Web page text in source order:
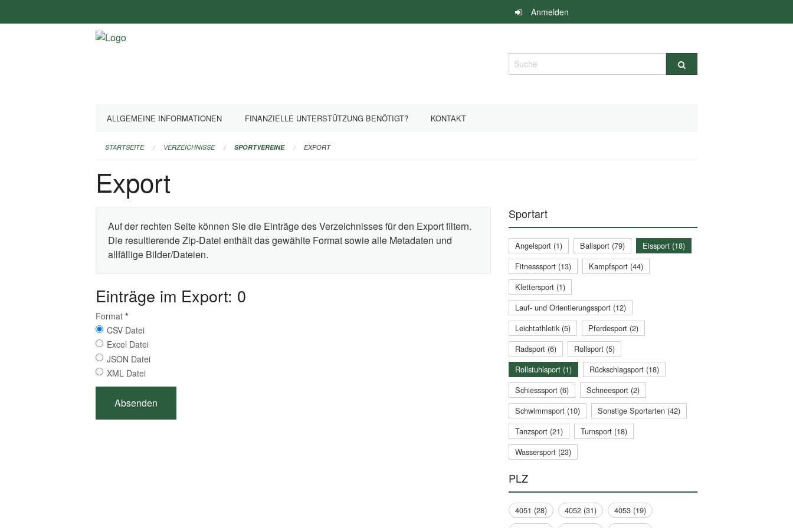
überspringen
Anmelden
Suche
ALLGEMEINE INFORMATIONEN FINANZIELLE UNTERSTÜTZUNG BENÖTIGT? KONTAKT
STARTSEITE VERZEICHNISSE SPORTVEREINE EXPORT
Export
Auf der rechten Seite können Sie die Einträge des Verzeichnisses für den Export filtern.
Die resultierende Zip-Datei enthält das gewählte Format sowie alle Metadaten und
allfällige Bilder/Dateien.
Einträge im Export: 0
Format *
CSV Datei
Excel Datei
JSON Datei
XML Datei
Sportart
Angelsport (1) Ballsport (79)
Eissport (18)
Fitnesssport (13)
Kampfsport (44)
Klettersport (1)
Lauf- und Orientierungssport (12)
Leichtathletik (5)
Pferdesport (2)
Radsport (6)
Rollsport (5)
Rollstuhlsport (1)
Rückschlagsport (18)
Schiesssport (6)
Schneesport (2)
Schwimmsport (10)
Sonstige Sportarten (42)
Tanzsport (21)
Turnsport (18)
Wassersport (23)
PLZ
4051 (28) 4052 (31)
4053 (19)